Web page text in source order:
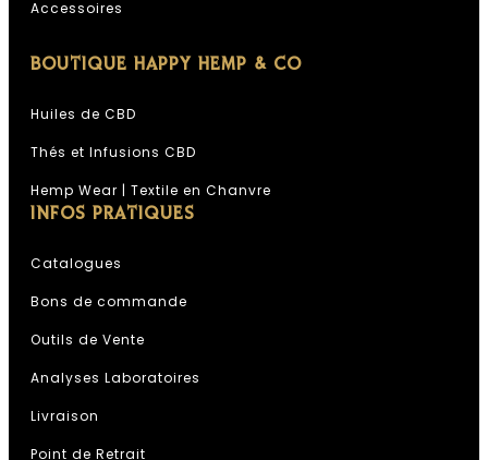
Accessoires
BOUTIQUE HAPPY HEMP & CO
Huiles de CBD
Thés et Infusions CBD
Hemp Wear | Textile en Chanvre
INFOS PRATIQUES
Catalogues
Bons de commande
Outils de Vente
Analyses Laboratoires
Livraison
Point de Retrait